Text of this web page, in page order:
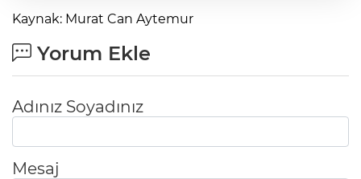
Kaynak: Murat Can Aytemur
Yorum Ekle
Adınız Soyadınız
Mesaj